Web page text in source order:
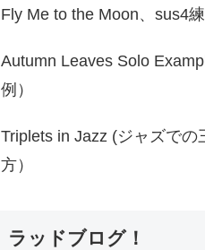
Fly Me to the Moon、sus4
Autumn Leaves Solo
例）
Triplets in Jazz (ジャズでの
方）
ラッドブログ！